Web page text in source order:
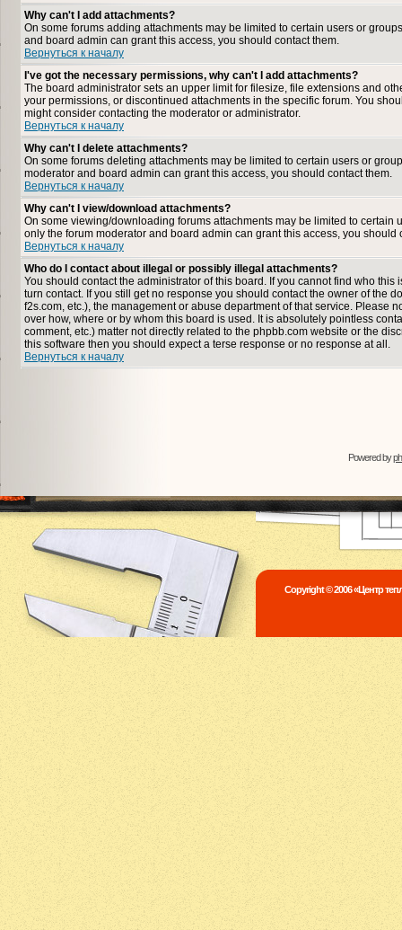
Why can't I add attachments?
On some forums adding attachments may be limited to certain users or
and board admin can grant this access, you should contact them.
Вернуться к началу
I've got the necessary permissions, why can't I add attachments?
The board administrator sets an upper limit for filesize, file extensions and
your permissions, or discontinued attachments in the specific forum. You
might consider contacting the moderator or administrator.
Вернуться к началу
Why can't I delete attachments?
On some forums deleting attachments may be limited to certain users or
moderator and board admin can grant this access, you should contact them.
Вернуться к началу
Why can't I view/download attachments?
On some viewing/downloading forums attachments may be limited to
only the forum moderator and board admin can grant this access, you should
Вернуться к началу
Who do I contact about illegal or possibly illegal attachments?
You should contact the administrator of this board. If you cannot find who
turn contact. If you still get no response you should contact the owner of the
f2s.com, etc.), the management or abuse department of that service.
over how, where or by whom this board is used. It is absolutely pointless
comment, etc.) matter not directly related to the phpbb.com website or the
this software then you should expect a terse response or no response at all.
Вернуться к началу
Powered by
Copyright © 2006 «Центр